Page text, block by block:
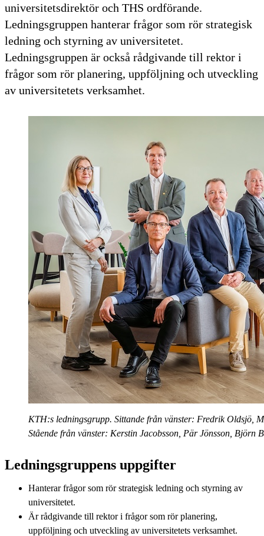
universitetsdirektör och THS ordförande.
Ledningsgruppen hanterar frågor som rör strategisk
ledning och styrning av universitetet.
Ledningsgruppen är också rådgivande till rektor i
frågor som rör planering, uppföljning och utveckling
av universitetets verksamhet.
KTH:s ledningsgrupp. Sittande från vänster: Fredrik Oldsjö,
Stående från vänster: Kerstin Jacobsson, Pär Jönsson,
Ledningsgruppens uppgifter
Hanterar frågor som rör strategisk ledning och styrning av
universitetet.
Är rådgivande till rektor i frågor som rör planering,
uppföljning och utveckling av universitetets verksamhet.